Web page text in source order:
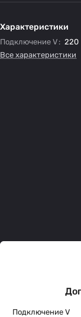
Характеристики
Подключение V : 220
Все характеристики
Подключение V